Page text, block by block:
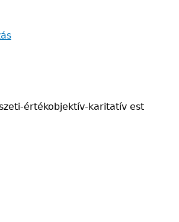
értékobjektív-karitatív est